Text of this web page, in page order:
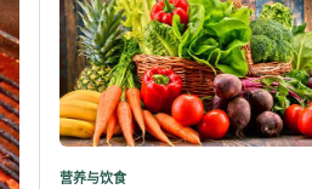
营养与饮食